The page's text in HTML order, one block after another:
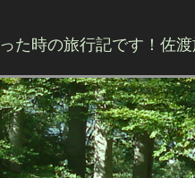
た時の旅行記です！佐